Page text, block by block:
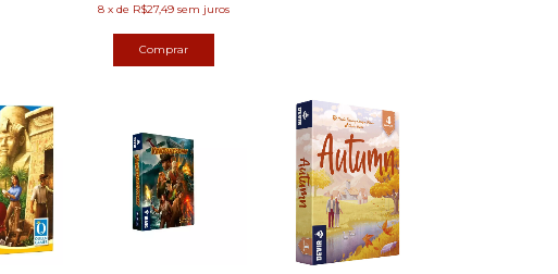
8 x de R$27,49 sem juros